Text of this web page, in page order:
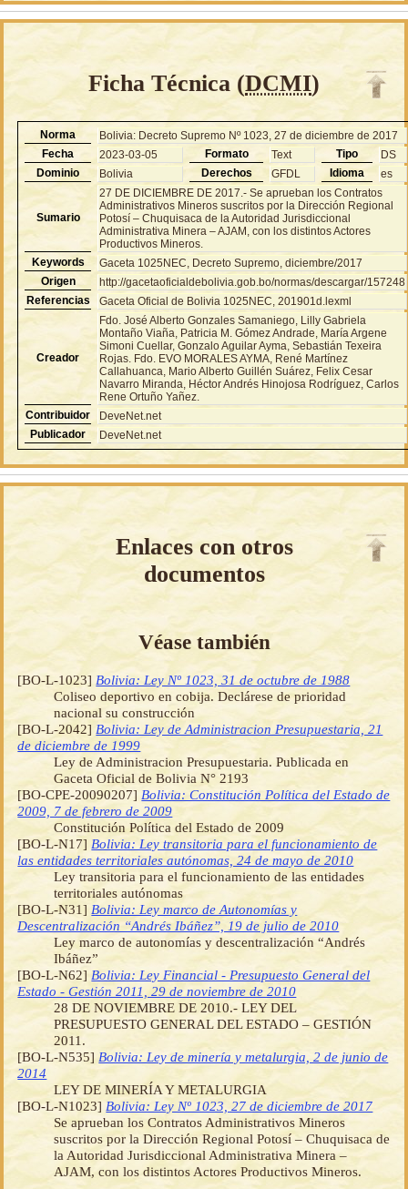
Ficha Técnica (DCMI)
Norma
Bolivia: Decreto Supremo Nº 1023, 27 de diciembre de 2017
Fecha
2023-03-05 Formato Text Tipo
DS
Dominio
Bolivia Derechos GFDL Idioma es
Sumario
27 DE DICIEMBRE DE 2017.- Se aprueban los Contratos
Administrativos Mineros suscritos por la Dirección Regional
Potosí – Chuquisaca de la Autoridad Jurisdiccional
Administrativa Minera – AJAM, con los distintos Actores
Productivos Mineros.
Keywords
Gaceta 1025NEC, Decreto Supremo, diciembre/2017
Origen
http://gacetaoficialdebolivia.gob.bo/normas/descargar/157248
Referencias
Gaceta Oficial de Bolivia 1025NEC, 201901d.lexml
Creador
Fdo. José Alberto Gonzales Samaniego, Lilly Gabriela
Montaño Viaña, Patricia M. Gómez Andrade, María Argene
Simoni Cuellar, Gonzalo Aguilar Ayma, Sebastián Texeira
Rojas. Fdo. EVO MORALES AYMA, René Martínez
Callahuanca, Mario Alberto Guillén Suárez, Felix Cesar
Navarro Miranda, Héctor Andrés Hinojosa Rodríguez, Carlos
Rene Ortuño Yañez.
Contribuidor
DeveNet.net
Publicador
DeveNet.net
Enlaces con otros
documentos
Véase también
[BO-L-1023]Bolivia: Ley Nº 1023, 31 de octubre de 1988
Coliseo deportivo en cobija. Declárese de prioridad
nacional su construcción
[BO-L-2042]Bolivia: Ley de Administracion Presupuestaria, 21
de diciembre de 1999
Ley de Administracion Presupuestaria. Publicada en
Gaceta Oficial de Bolivia N° 2193
[BO-CPE-20090207]Bolivia: Constitución Política del Estado de
2009, 7 de febrero de 2009
Constitución Política del Estado de 2009
[BO-L-N17]Bolivia: Ley transitoria para el funcionamiento de
las entidades territoriales autónomas, 24 de mayo de 2010
Ley transitoria para el funcionamiento de las entidades
territoriales autónomas
[BO-L-N31]Bolivia: Ley marco de Autonomías y
Descentralización “Andrés Ibáñez”, 19 de julio de 2010
Ley marco de autonomías y descentralización “Andrés
Ibáñez”
[BO-L-N62]Bolivia: Ley Financial - Presupuesto General del
Estado - Gestión 2011, 29 de noviembre de 2010
28 DE NOVIEMBRE DE 2010.- LEY DEL
PRESUPUESTO GENERAL DEL ESTADO – GESTIÓN
2011.
[BO-L-N535]Bolivia: Ley de minería y metalurgia, 2 de junio de
2014
LEY DE MINERÍA Y METALURGIA
[BO-L-N1023]Bolivia: Ley Nº 1023, 27 de diciembre de 2017
Se aprueban los Contratos Administrativos Mineros
suscritos por la Dirección Regional Potosí – Chuquisaca de
la Autoridad Jurisdiccional Administrativa Minera –
AJAM, con los distintos Actores Productivos Mineros.